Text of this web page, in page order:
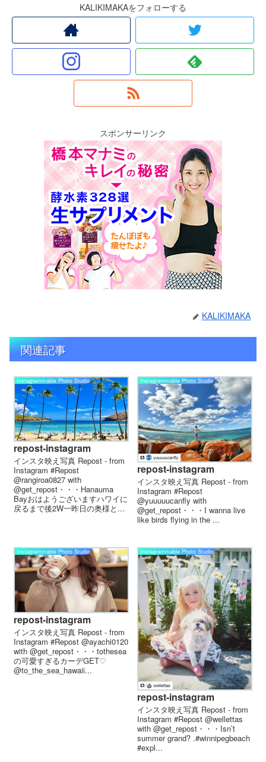
KALIKIMAKAをフォローする
スポンサーリンク
KALIKIMAKA
関連記事
Instagrammable Photo Studio
repost-instagram
インスタ映え写真 Repost - from
Instagram #Repost
@rangiroa0827 with
@get_repost・・・Hanauma
Bayおはようございますハワイに
戻るまで後2W一昨日の奥様と...
Instagrammable Photo Studio
repost-instagram
インスタ映え写真 Repost - from
Instagram #Repost
@yuuuuucanfly with
@get_repost・・・I wanna live
like birds flying in the ...
Instagrammable Photo Studio
repost-instagram
インスタ映え写真 Repost - from
Instagram #Repost @ayachi0120
with @get_repost・・・tothesea
の可愛すぎるカーデGET♡
@to_the_sea_hawaii...
Instagrammable Photo Studio
repost-instagram
インスタ映え写真 Repost - from
Instagram #Repost @wellettas
with @get_repost・・・Isn’t
summer grand? .#winnipegbeach
#expl...